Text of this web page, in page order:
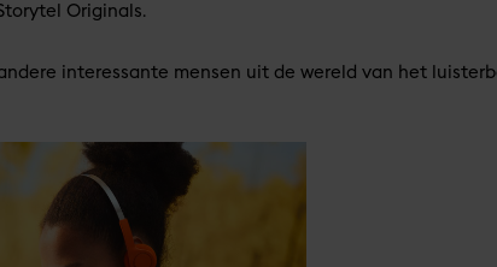
Originals.
interessante mensen uit de wereld van het